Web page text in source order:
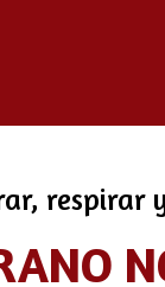
respirar